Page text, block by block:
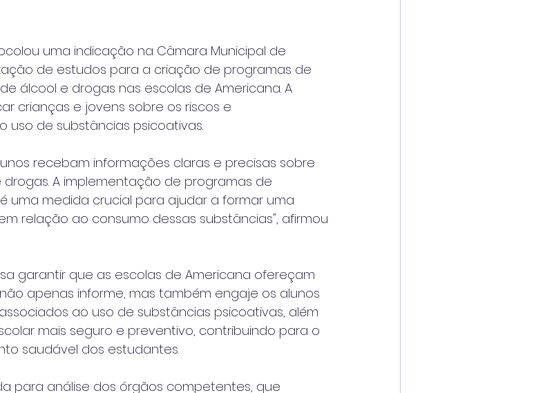
uma indicação na Câmara Municipal de
de estudos para a criação de programas de
álcool e drogas nas escolas de Americana. A
crianças e jovens sobre os riscos e
uso de substâncias psicoativas.
recebam informações claras e precisas sobre
A implementação de programas de
uma medida crucial para ajudar a formar uma
relação ao consumo dessas substâncias", afirmou
garantir que as escolas de Americana ofereçam
apenas informe, mas também engaje os alunos
ao uso de substâncias psicoativas, além
mais seguro e preventivo, contribuindo para o
saudável dos estudantes.
para análise dos órgãos competentes, que